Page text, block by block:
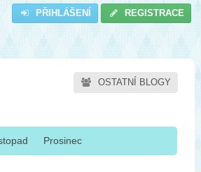
PŘIHLÁŠENÍ REGISTRACE
OSTATNÍ BLOGY
Prosinec